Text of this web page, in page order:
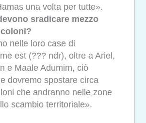
una volta per tutte».
sradicare mezzo
nelle loro case di
est (??? ndr), oltre a Ariel,
e Maale Adumim, ciò
dovremo spostare circa
che andranno nelle zone
scambio territoriale».